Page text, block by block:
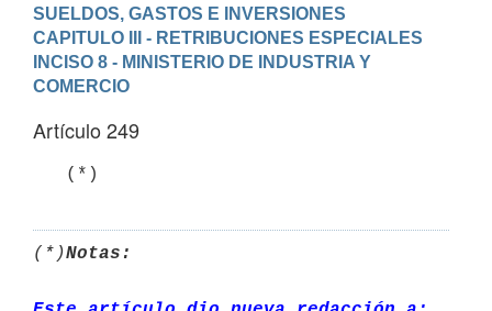
SUELDOS, GASTOS E INVERSIONES
CAPITULO III - RETRIBUCIONES ESPECIALES
INCISO 8 - MINISTERIO DE INDUSTRIA Y
COMERCIO
Artículo 249
(*)Notas: